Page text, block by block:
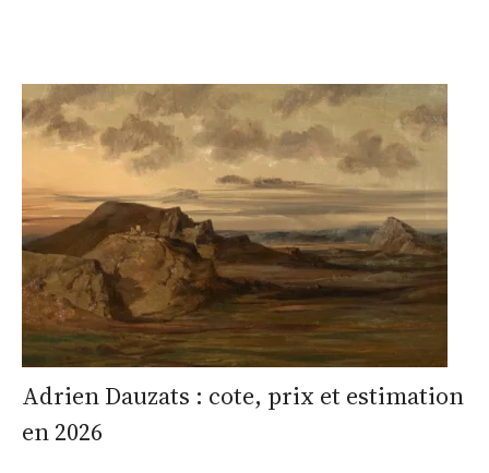
Adrien Dauzats : cote, prix et estimation
en 2026